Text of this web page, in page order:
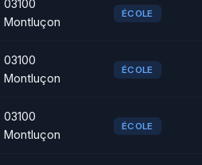
03100
Montluçon
ÉCOLE
03100
Montluçon
ÉCOLE
03100
Montluçon
ÉCOLE